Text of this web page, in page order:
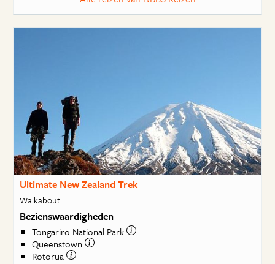
Ultimate New Zealand Trek
Walkabout
Bezienswaardigheden
Tongariro National Park
Queenstown
Rotorua